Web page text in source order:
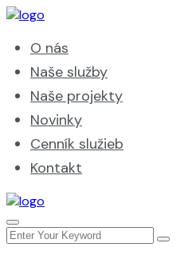
O nás
Naše služby
Naše projekty
Novinky
Cenník služieb
Kontakt